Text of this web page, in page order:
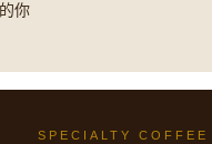
你
SPECIALTY COFFEE